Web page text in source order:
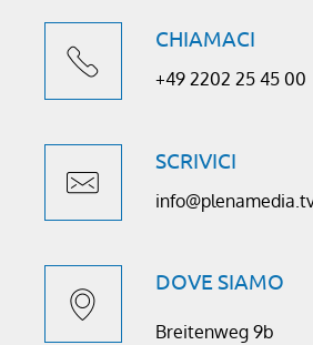
CHIAMACI
+49 2202 25 45 00
SCRIVICI
DOVE SIAMO
Breitenweg 9b